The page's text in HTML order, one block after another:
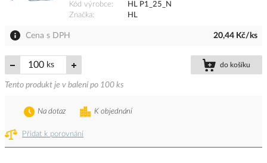
Kód výrobce
HL P1_25_N
Značka
HL
Cena s DPH 20,44 Kč/ks
ks do košíku
Tento produkt je v balení po 100 ks
Přidat k porovnání
K objednání
Na dotaz